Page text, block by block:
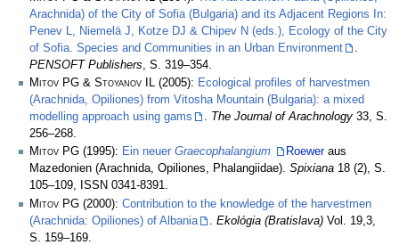
Arachnida) of the City of Sofia (Bulgaria) and its Adjacent Regions In:
Penev L, Niemelä J, Kotze DJ & Chipev N (eds.), Ecology of the City
of Sofia. Species and Communities in an Urban Environment
PENSOFT Publishers , S. 319–354.
Mitov PG & Stoyanov IL (2005): Ecological profiles of harvestmen
(Arachnida, Opiliones) from Vitosha Mountain (Bulgaria): a mixed
modelling approach using gams
. The Journal of Arachnology 33, S.
256–268.
Mitov PG (1995): Ein neuer Graecophalangium Roeweraus
Mazedonien (Arachnida, Opiliones, Phalangiidae). Spixiana 18 (2), S.
105–109, ISSN 0341-8391.
Mitov PG (2000): Contribution to the knowledge of the harvestmen
(Arachnida: Opiliones) of Albania
Ekológia (Bratislava) Vol. 19,3,
S. 159–169.